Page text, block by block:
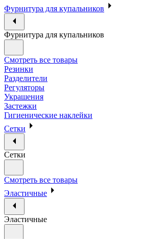
Фурнитура для купальников
Фурнитура для купальников
Смотреть все товары
Резинки
Разделители
Регуляторы
Украшения
Застежки
Гигиенические наклейки
Сетки
Сетки
Смотреть все товары
Эластичные
Эластичные